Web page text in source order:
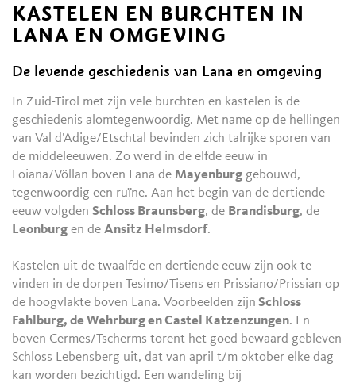
KASTELEN EN BURCHTEN IN
LANA EN OMGEVING
De levende geschiedenis van Lana en omgeving
In Zuid-Tirol met zijn vele burchten en kastelen is de
geschiedenis alomtegenwoordig. Met name op de hellingen
van Val d’Adige/Etschtal bevinden zich talrijke sporen van
de middeleeuwen. Zo werd in de elfde eeuw in
Foiana/Völlan boven Lana deMayenburg gebouwd,
tegenwoordig een ruïne. Aan het begin van de dertiende
eeuw volgdenSchloss Braunsberg, de Brandisburg, de
Leonburg en deAnsitz Helmsdorf.
Kastelen uit de twaalfde en dertiende eeuw zijn ook te
vinden in de dorpen Tesimo/Tisens en Prissiano/Prissian op
de hoogvlakte boven Lana. Voorbeelden zijn Schloss
Fahlburg, de Wehrburg en Castel Katzenzungen. En
boven Cermes/Tscherms torent het goed bewaard gebleven
Schloss Lebensberg uit, dat van april t/m oktober elke dag
kan worden bezichtigd. Een wandeling bij